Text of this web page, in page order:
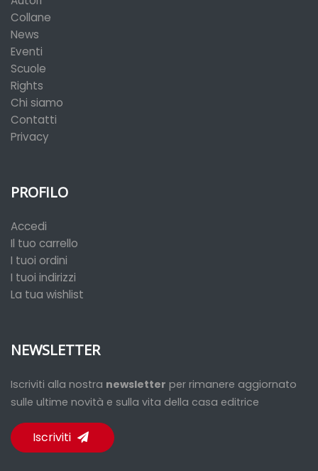
Collane
News
Eventi
Scuole
Rights
Chi siamo
Contatti
Privacy
PROFILO
Accedi
Il tuo carrello
I tuoi ordini
I tuoi indirizzi
La tua wishlist
NEWSLETTER
Iscriviti alla nostra newsletter per rimanere aggiornato
sulle ultime novità e sulla vita della casa editrice
Iscriviti